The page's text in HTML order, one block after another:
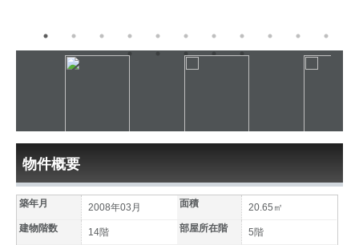
物件概要
築年月 2008年03月 面積
20.65㎡
建物階数
14階 部屋所在階
5階